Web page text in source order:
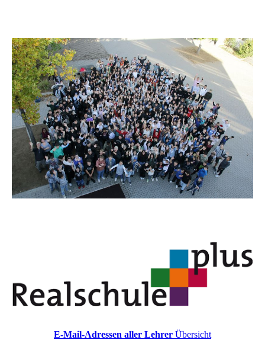
E-Mail-Adressen aller Lehrer Übersicht